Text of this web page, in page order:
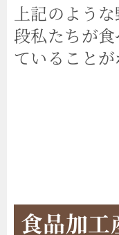
上記のよう
段私たちが
ていることが
食品加工